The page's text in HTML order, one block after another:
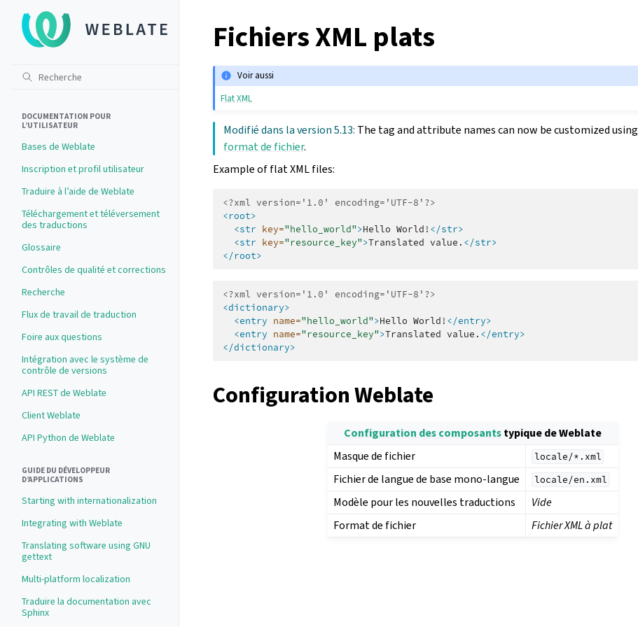
DOCUMENTATION POUR
L’UTILISATEUR
Bases de Weblate
Inscription et profil utilisateur
Traduire à l’aide de Weblate
Téléchargement et téléversement
des traductions
Glossaire
Contrôles de qualité et corrections
Recherche
Flux de travail de traduction
Foire aux questions
Intégration avec le système de
contrôle de versions
API REST de Weblate
Client Weblate
API Python de Weblate
GUIDE DU DÉVELOPPEUR
D’APPLICATIONS
Starting with internationalization
Integrating with Weblate
Translating software using GNU
gettext
Multi-platform localization
Traduire la documentation avec
Sphinx
Fichiers XML plats
Voir aussi
Flat XML
Modifié dans la version 5.13: The tag and attribute names can now be customized using
format de fichier.
Example of flat XML files:
<?xml version='1.0' encoding='UTF-8'?>
<root>
<str key="hello_world">Hello World! </str>
<str key="resource_key">Translated value. </str>
</root>
<?xml version='1.0' encoding='UTF-8'?>
<dictionary>
<entry name="hello_world">Hello World! </entry>
<entry name="resource_key">Translated value. </entry>
</dictionary>
Configuration Weblate
Configuration des composantstypique de Weblate
Masque de fichier
locale/*.xml
Fichier de langue de base mono-langue locale/en.xml
Modèle pour les nouvelles traductions
Vide
Format de fichier
Fichier XML à plat